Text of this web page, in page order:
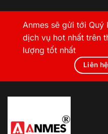
Anmes sẽ gửi tới Quý
dịch vụ hot nhất trên
lượng tốt nhất
Liên